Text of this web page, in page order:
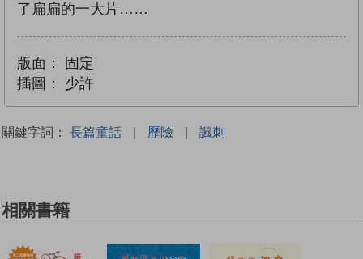
了扁扁的一大片……
版面：
固定
插圖：
少許
關鍵字詞： 長篇童話 | 歷險 | 諷刺
相關書籍